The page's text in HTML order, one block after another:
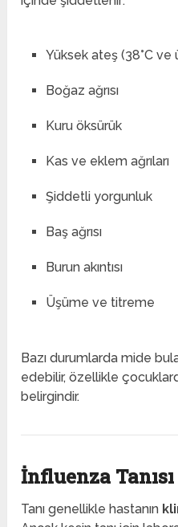
Yüksek ateş (38°C ve
Boğaz ağrısı
Kuru öksürük
Kas ve eklem ağrıları
Şiddetli yorgunluk
Baş ağrısı
Burun akıntısı
Üşüme ve titreme
Bazı durumlarda mide
edebilir, özellikle
belirgindir.
İnfluenza
Tanı genellikle hastanın